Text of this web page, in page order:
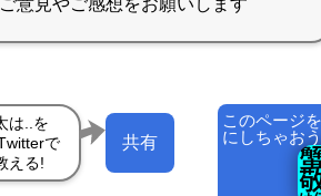
このページ
にしちゃお
共有